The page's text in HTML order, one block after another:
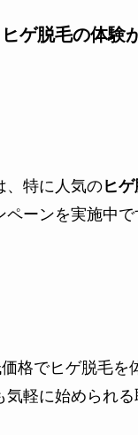
ゲ脱毛の体験
、特に人気のヒゲ
ーンを実施中で
格でヒゲ脱毛を
気軽に始められ